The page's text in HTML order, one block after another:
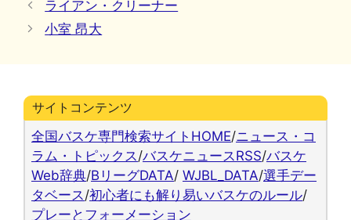
リ
ライアン・クリーナー
小室 昂大
サイトコンテンツ
全国バスケ専門検索サイトHOME/ニュース・コ
ラム・トピックス /バスケニュースRSS/バスケ
Web辞典/BリーグDATA/ WJBL_DATA/選手デー
タベース /初心者にも解り易いバスケのルール/
プレーとフォーメーション